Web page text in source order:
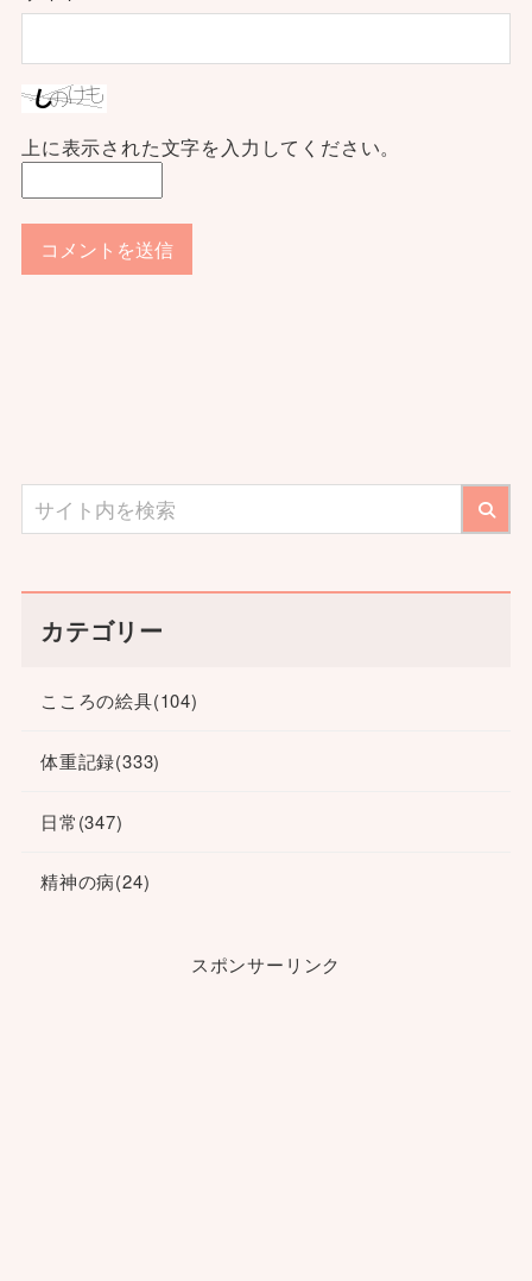
上に表示された文字を入力してください。
カテゴリー
こころの絵具(104)
体重記録(333)
日常(347)
精神の病(24)
スポンサーリンク